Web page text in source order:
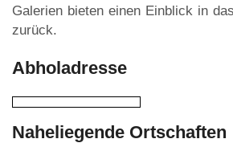
Galerien bieten einen Einblick in
zurück.
Abholadresse
Naheliegende Ortschaften